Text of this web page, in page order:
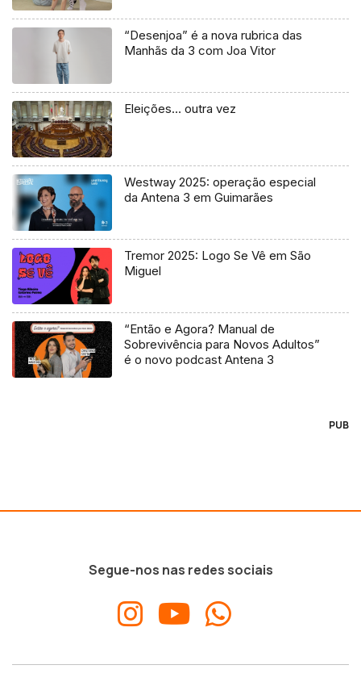
“Desenjoa” é a nova rubrica das
Manhãs da 3 com Joa Vitor
Eleições… outra vez
Westway 2025: operação especial
da Antena 3 em Guimarães
Tremor 2025: Logo Se Vê em São
Miguel
“Então e Agora? Manual de
Sobrevivência para Novos Adultos”
é o novo podcast Antena 3
PUB
Segue-nos nas redes sociais